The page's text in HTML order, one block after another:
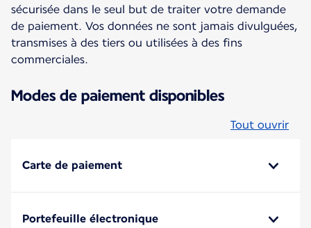
sécurisée dans le seul but de traiter votre demande
de paiement. Vos données ne sont jamais divulguées,
transmises à des tiers ou utilisées à des fins
commerciales.
Modes de paiement disponibles
Tout ouvrir
Carte de paiement
Portefeuille électronique